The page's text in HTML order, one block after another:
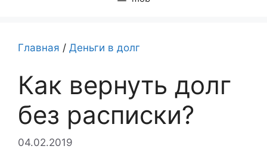
Главная / Деньги в долг
Как вернуть долг
без расписки?
04.02.2019